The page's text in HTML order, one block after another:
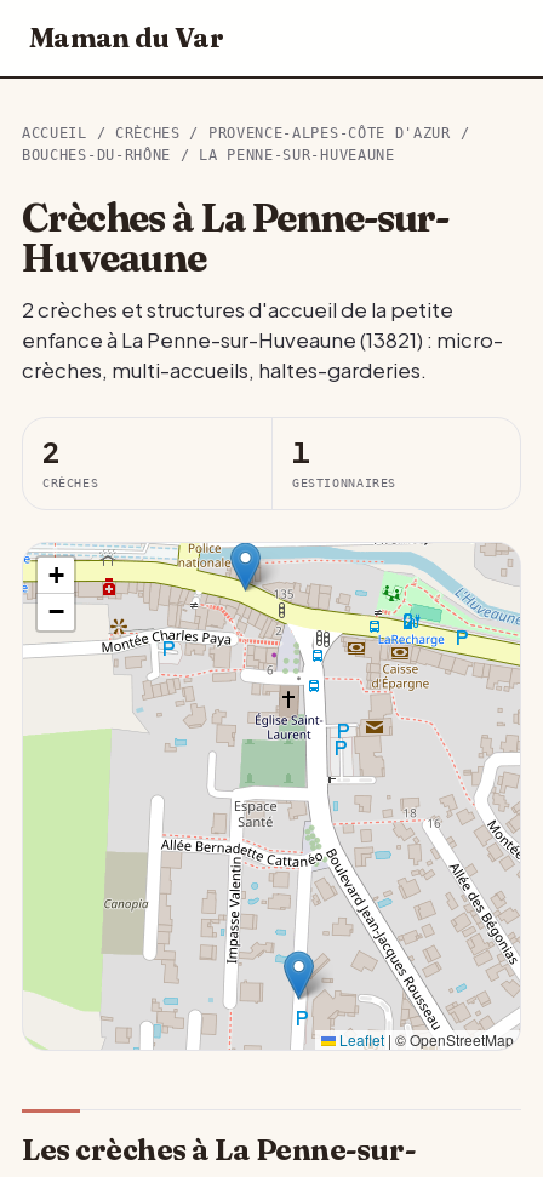
Maman du Var
ACCUEIL / CRÈCHES / PROVENCE-ALPES-CÔTE D'AZUR /
BOUCHES-DU-RHÔNE / LA PENNE-SUR-HUVEAUNE
Crèches à La Penne-sur-
Huveaune
2 crèches et structures d'accueil de la petite
enfance à La Penne-sur-Huveaune (13821) : micro-
crèches, multi-accueils, haltes-garderies.
2
CRÈCHES
1
GESTIONNAIRES
+
−
Leaflet | © OpenStreetMap
Les crèches à La Penne-sur-